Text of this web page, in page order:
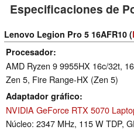
Especificaciones de
Lenovo Legion Pro 5 16AFR10 (
Procesador
AMD Ryzen 9 9955HX 16c/32t,
Zen 5, Fire Range-HX (Zen 5)
Adaptador gráfico
NVIDIA GeForce RTX 5070
Núcleo: 2347 MHz, 115 W TDP,